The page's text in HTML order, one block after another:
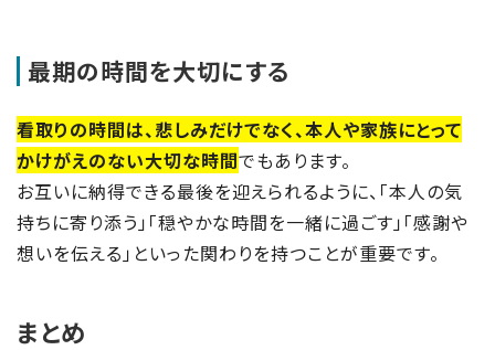
最期の時間を大切にする
看取りの時間は、悲しみだけでなく、本人や家族にとって
かけがえのない大切な時間でもあります。
お互いに納得できる最後を迎えられるように、「本人の気
持ちに寄り添う」「穏やかな時間を一緒に過ごす」「感謝や
想いを伝える」といった関わりを持つことが重要です。
まとめ